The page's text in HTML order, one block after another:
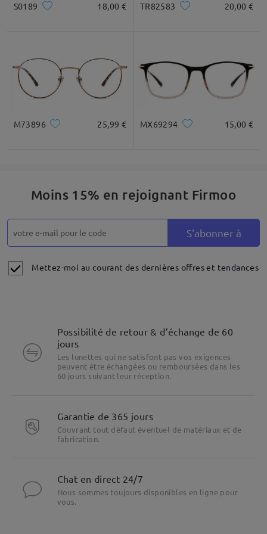
S0189 18,00 € TR82583 20,00 €
M73896 25,99 € MX69294 15,00 €
Moins 15% en rejoignant Firmoo
S'abonner à
Mettez-moi au courant des dernières offres et tendances
Possibilité de retour & d’échange de 60
jours
Les lunettes qui ne satisfont pas vos exigences
peuvent être échangées ou remboursées dans les
60 jours suivant leur réception.
Garantie de 365 jours
Couvrant tout défaut éventuel de matériaux et de
fabrication.
Chat en direct 24/7
Nous sommes toujours disponibles en ligne pour
vous.